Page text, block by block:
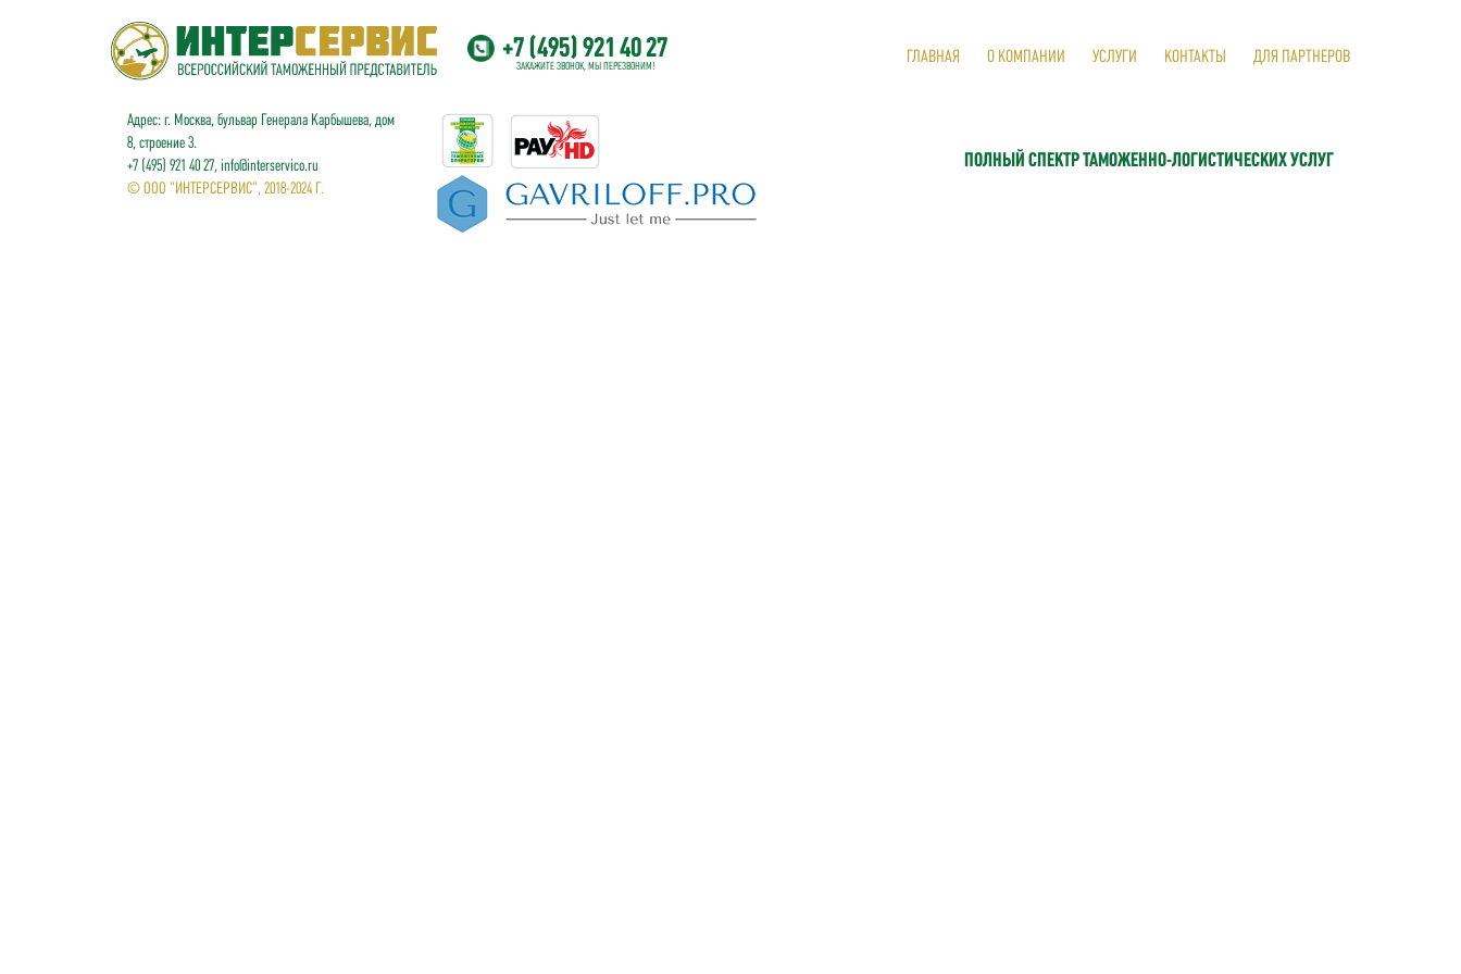
+7 (495) 921 40 27
ЗАКАЖИТЕ ЗВОНОК, МЫ ПЕРЕЗВОНИМ! ГЛАВНАЯ О КОМПАНИИ УСЛУГИ КОНТАКТЫ ДЛЯ ПАРТНЕРОВ
Адрес: г. Москва, бульвар Генерала Карбышева, дом
8, строение 3.
+7 (495) 921 40 27, info@interservico.ru
© ООО "ИНТЕРСЕРВИС", 2018-2024 Г.
ПОЛНЫЙ СПЕКТР ТАМОЖЕННО-ЛОГИСТИЧЕСКИХ УСЛУГ